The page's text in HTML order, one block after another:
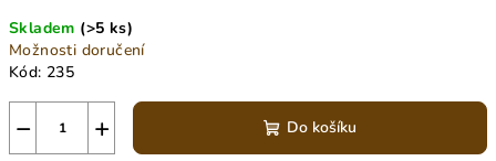
Skladem (>5 ks)
Možnosti doručení
Kód: 235
+
− Do košíku